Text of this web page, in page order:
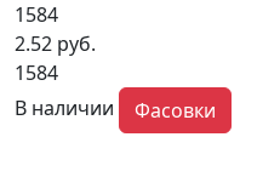
1584
2.52 руб.
1584
В наличии
Фасовки